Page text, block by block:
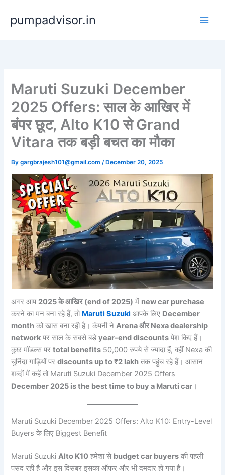
content
pumpadvisor.in
Maruti Suzuki December
2025 Offers: साल के आखिर में
बंपर छूट, Alto K10 से Grand
Vitara तक बड़ी बचत का मौका
Bygargbrajesh101@gmail.com/ December 20, 2025
अगर आप 2025 के आखिर (end of 2025) में new car purchase
करने का मन बना रहे हैं, तो Maruti Suzuki आपके लिए December
month को खास बना रही है। कंपनी नेArena और Nexa dealership
network पर साल के सबसे बड़ेyear-end discounts पेश किए हैं।
कुछ मॉडल्स परtotal benefits 50,000 रुपये से ज्यादा हैं, वहीं Nexa की
चुनिंदा गाड़ियों परdiscounts up to ₹2 lakh तक पहुंच रहे हैं। आसान
शब्दों में कहें तो Maruti Suzuki December 2025 Offers
December 2025 is the best time to buy a Maruti car ।
Maruti Suzuki December 2025 Offers: Alto K10: Entry-Level
Buyers के लिए Biggest Benefit
Maruti SuzukiAlto K10 हमेशा से budget car buyers की पहली
पसंद रही है और इस दिसंबर इसका ऑफर और भी दमदार हो गया है।